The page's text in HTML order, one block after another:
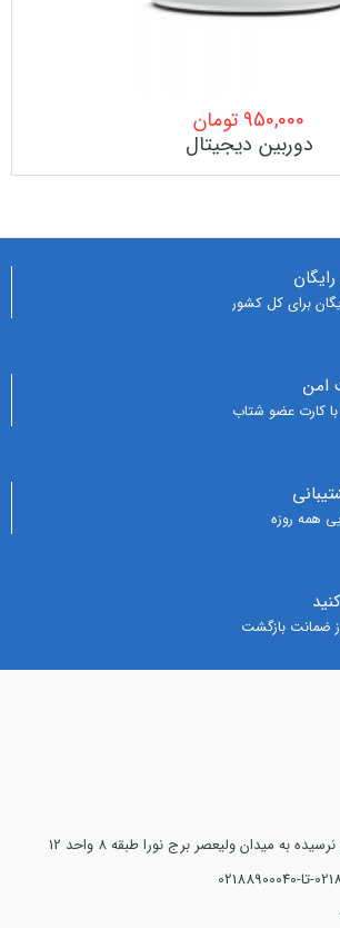
950,000 تومان
دوربین دیجیتال
برای کل کشور
امن
کارت عضو شتاب
همه روزه
ضمانت بازگشت
به میدان ولیعصر برج نورا طبقه 8 واحد 12